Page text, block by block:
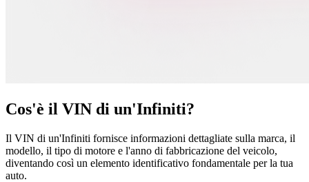
Cos'è il VIN di un'Infiniti?
Il VIN di un'Infiniti fornisce informazioni dettagliate sulla marca, il
modello, il tipo di motore e l'anno di fabbricazione del veicolo,
diventando così un elemento identificativo fondamentale per la tua
auto.